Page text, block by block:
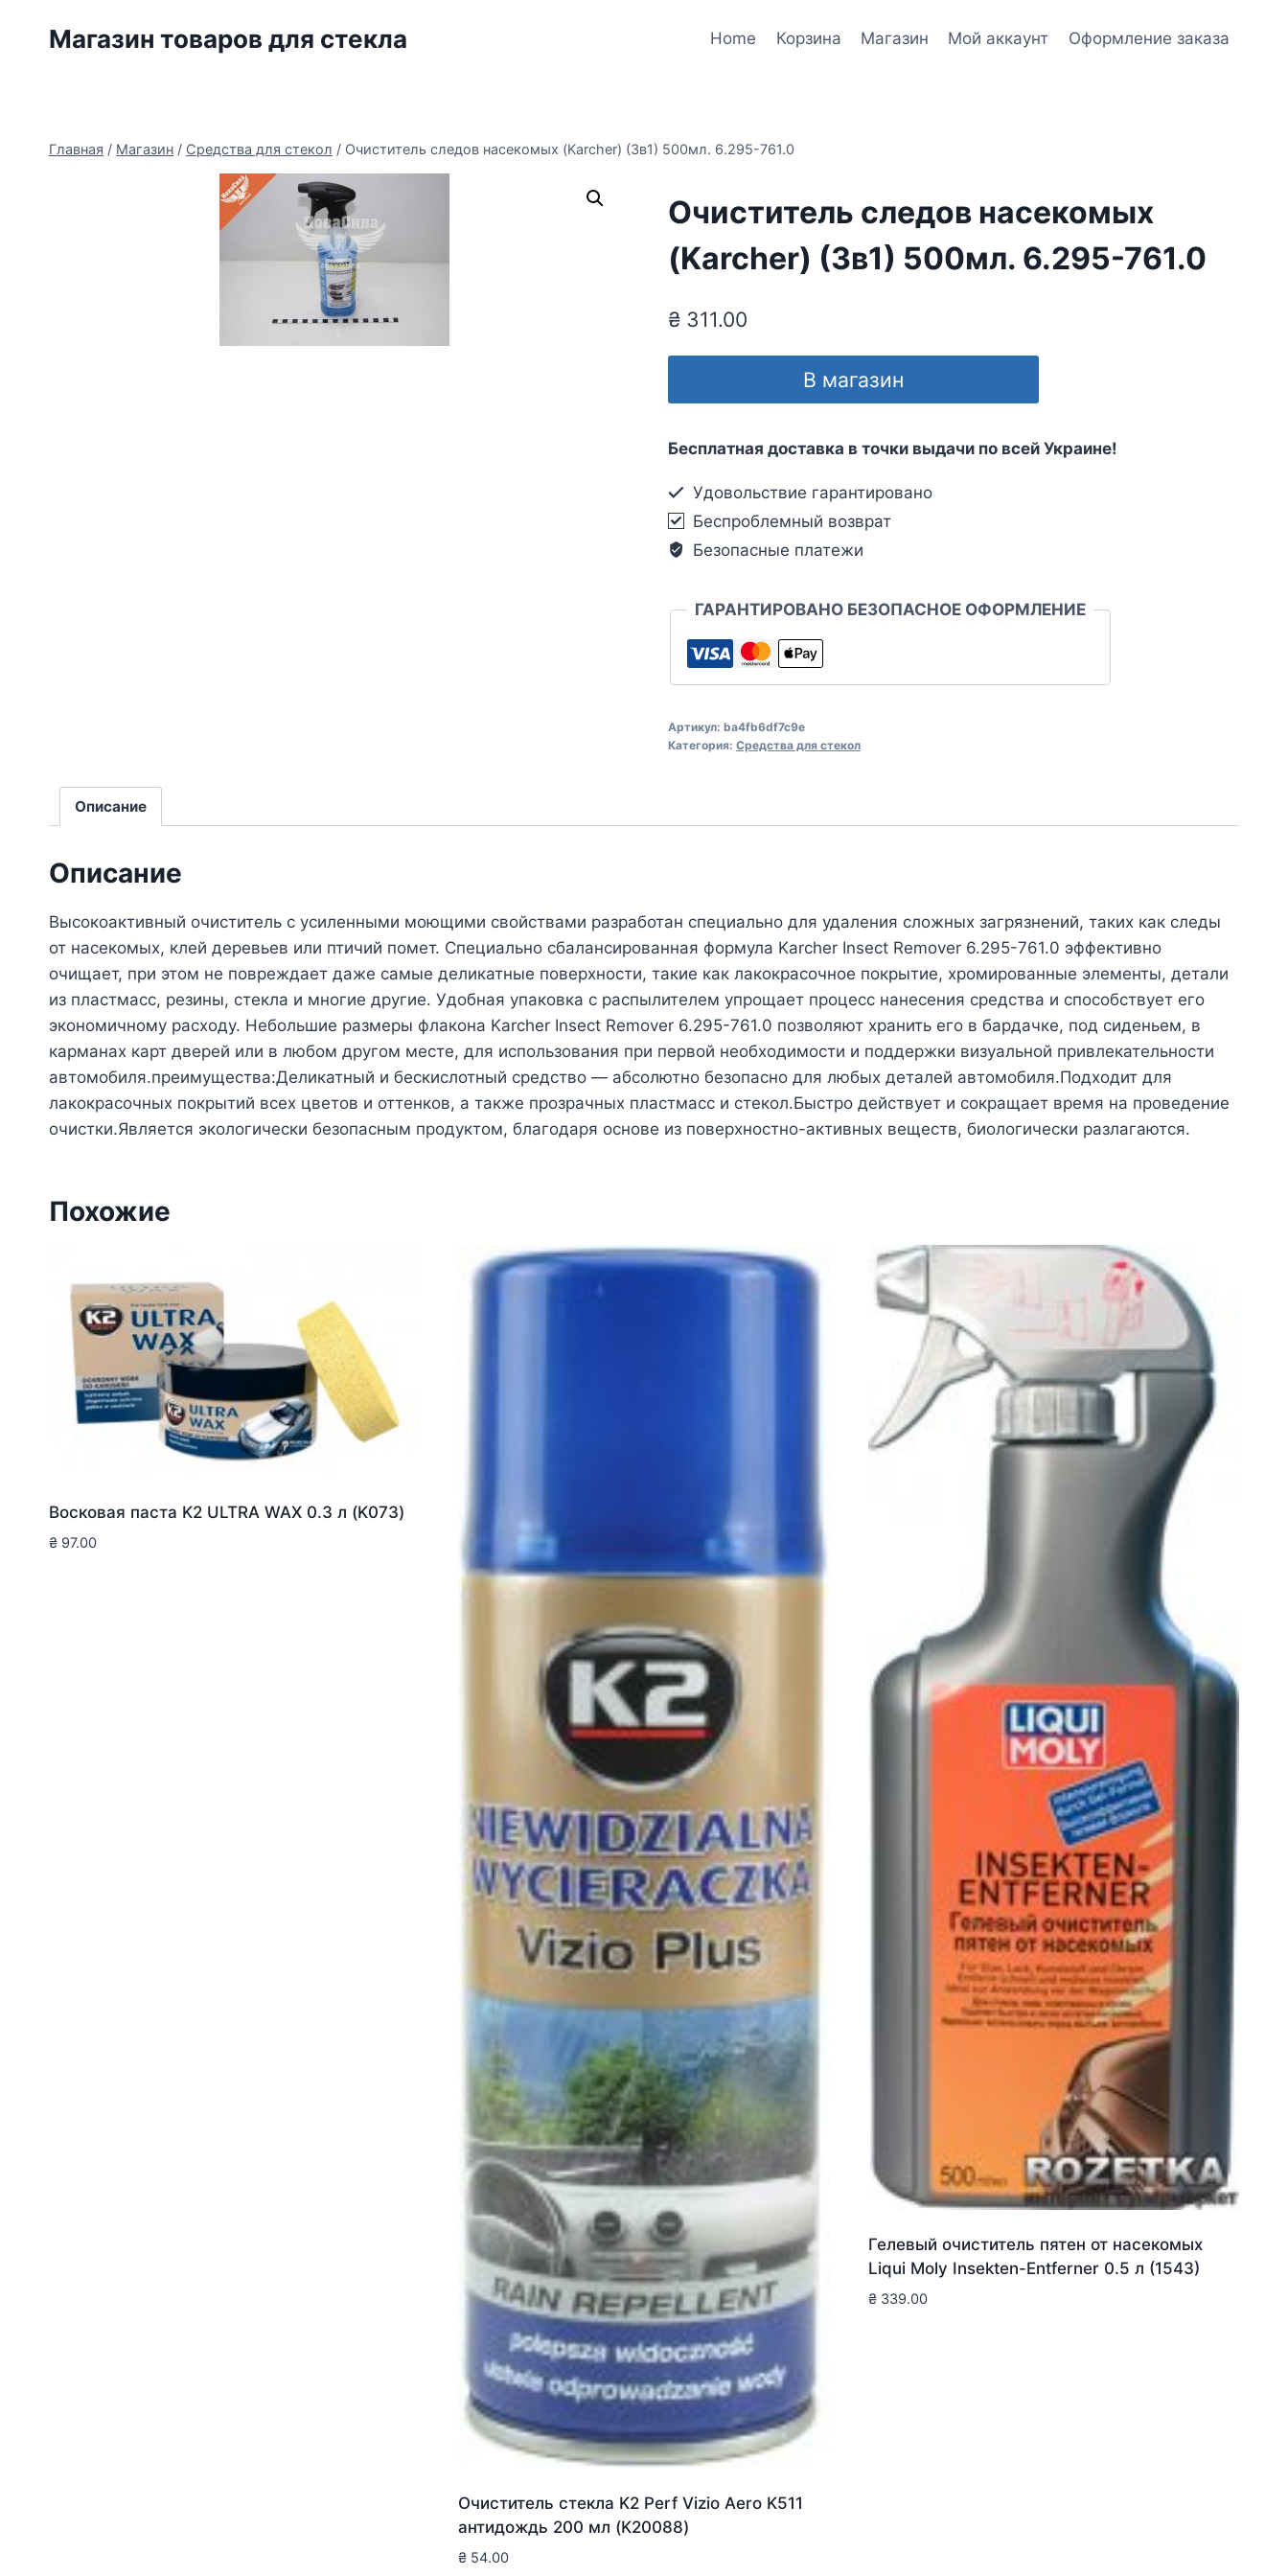
Магазин товаров для стекла Home Корзина Магазин Мой аккаунт Оформление заказа
Главная / Магазин / Средства для стекол / Очиститель следов насекомых (Karcher) (3в1) 500мл. 6.295-761.0
Очиститель следов насекомых
(Karcher) (3в1) 500мл. 6.295-761.0
₴311.00
В магазин
Бесплатная доставка в точки выдачи по всей Украине!
Удовольствие гарантировано
Беспроблемный возврат
Безопасные платежи
ГАРАНТИРОВАНО БЕЗОПАСНОЕ ОФОРМЛЕНИЕ
Артикул: ba4fb6df7c9e
Категория: Средства для стекол
Описание
Описание
Высокоактивный очиститель с усиленными моющими свойствами разработан специально для удаления сложных загрязнений, таких как следы
от насекомых, клей деревьев или птичий помет. Специально сбалансированная формула Karcher Insect Remover 6.295-761.0 эффективно
очищает, при этом не повреждает даже самые деликатные поверхности, такие как лакокрасочное покрытие, хромированные элементы, детали
из пластмасс, резины, стекла и многие другие. Удобная упаковка с распылителем упрощает процесс нанесения средства и способствует его
экономичному расходу. Небольшие размеры флакона Karcher Insect Remover 6.295-761.0 позволяют хранить его в бардачке, под сиденьем, в
карманах карт дверей или в любом другом месте, для использования при первой необходимости и поддержки визуальной привлекательности
автомобиля.преимущества:Деликатный и бескислотный средство — абсолютно безопасно для любых деталей автомобиля.Подходит для
лакокрасочных покрытий всех цветов и оттенков, а также прозрачных пластмасс и стекол.Быстро действует и сокращает время на проведение
очистки.Является экологически безопасным продуктом, благодаря основе из поверхностно-активных веществ, биологически разлагаются.
Похожие
Восковая паста K2 ULTRA WAX 0.3 л (K073)
₴ 97.00
Очиститель стекла K2 Perf Vizio Aero K511
антидождь 200 мл (K20088)
₴ 54.00
Гелевый очиститель пятен от насекомых
Liqui Moly Insekten-Entferner 0.5 л (1543)
₴339.00